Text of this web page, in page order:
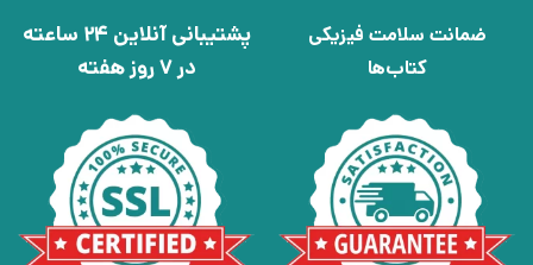
ضمانت سلامت فیزیکی
کتاب‌ها
پشتیبانی آنلاین 24 ساعته
در 7 روز هفته